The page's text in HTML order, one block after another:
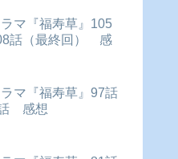
マ『福寿草』105
話（最終回） 感
マ『福寿草』97話
感想